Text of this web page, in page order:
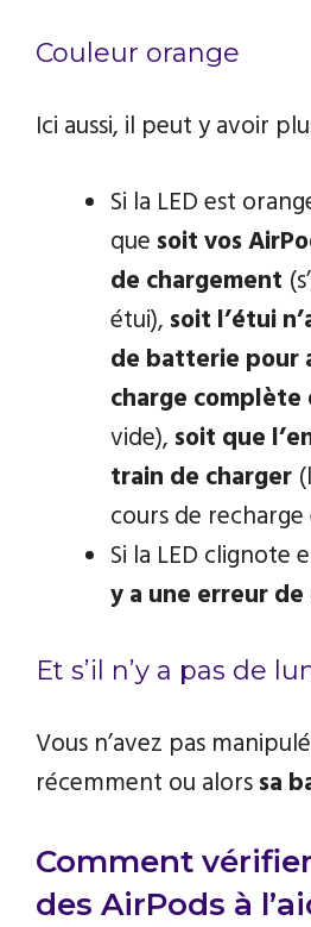
Couleur orange
Ici aussi, il peut y avoir
Si la LED est
que soit vos
de chargement
étui), soit l’étui
de batterie pour
charge complète
vide), soit que
train de charger
cours de
Si la LED clignote
y a une erreur
Et s’il n’y a pas de
Vous n’avez pas
récemment ou alorssa
Comment
des AirPods à